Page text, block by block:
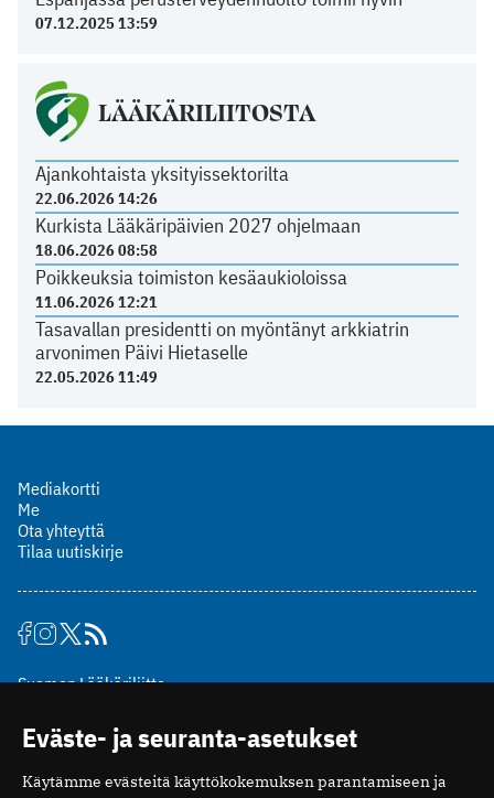
07.12.2025 13:59
LÄÄKÄRILIITOSTA
Ajankohtaista yksityissektorilta
22.06.2026 14:26
Kurkista Lääkäripäivien 2027 ohjelmaan
18.06.2026 08:58
Poikkeuksia toimiston kesäaukioloissa
11.06.2026 12:21
Tasavallan presidentti on myöntänyt arkkiatrin
arvonimen Päivi Hietaselle
22.05.2026 11:49
Mediakortti
Me
Ota yhteyttä
Tilaa uutiskirje
Suomen Lääkäriliitto
00510 Helsinki
puh. (09) 393 091
toimitus@potilaanlaakarilehti.fi
Eväste- ja seuranta-asetukset
Käytämme evästeitä käyttökokemuksen parantamiseen ja